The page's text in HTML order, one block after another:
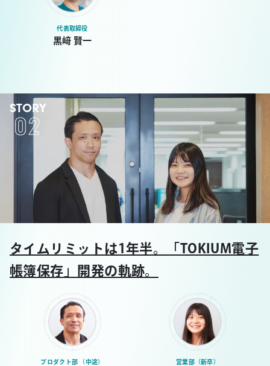
代表取締役
黒﨑 賢一
STORY
02
タイムリミットは1年半。「TOKIUM電子
帳簿保存」開発の軌跡。
プロダクト部 （中途） 営業部（新卒）